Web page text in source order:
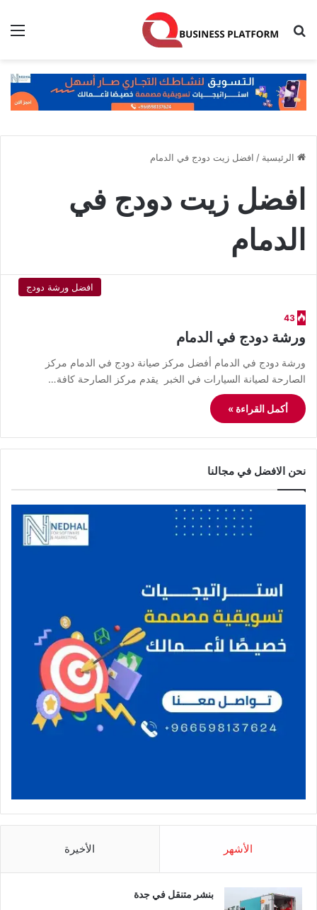
بحث عن
الرئيسية / افضل زيت دودج في الدمام
افضل زيت دودج في
الدمام
افضل ورشة دودج
43
ورشة دودج في الدمام
ورشة دودج في الدمام أفضل مركز صيانة دودج في الدمام مركز
الصارحة لصيانة السيارات في الخبر يقدم مركز الصارحة كافة…
أكمل القراءة »
نحن الافضل في مجالنا
الأشهر الأخيرة
بنشر متنقل في جدة